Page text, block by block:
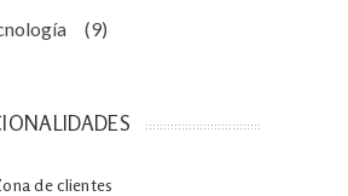
(9)
de clientes